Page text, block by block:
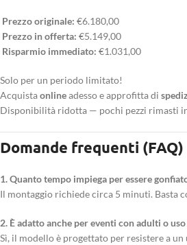
Prezzo originale: €6.180,00
Prezzo in offerta: €5.149,00
Risparmio immediato: €1.031,00
Solo per un periodo limitato!
Acquistaonlineadesso e approfitta di
Disponibilità ridotta — pochi pezzi rimasti
Domande frequenti (FAQ)
1. Quanto tempo impiega per essere
Il montaggio richiede circa 5 minuti. Basta
2. È adatto anche per eventi con adulti o
Sì, il modello è progettato per resistere a